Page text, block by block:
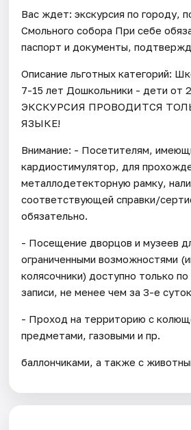
Вас ждет: экскурсия по городу,
Смольного собора При себе
паспорт и документы,
Описание льготных категорий:
7-15 лет Дошкольники - дети от
ЭКСКУРСИЯ ПРОВОДИТСЯ
ЯЗЫКЕ!
Внимание: - Посетителям,
кардиостимулятор, для
металлодетекторную рамку,
соответствующей справки/
обязательно.
- Посещение дворцов и музеев
ограниченными возможностями
колясочники) доступно только
записи, не менее чем за 3-е
- Проход на территорию с
предметами, газовыми и пр.
баллончиками, а также с